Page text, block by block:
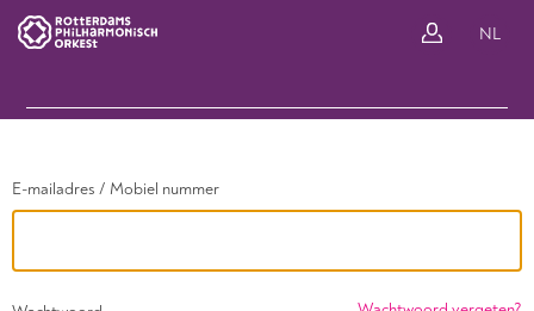
NL
E-mailadres / Mobiel nummer